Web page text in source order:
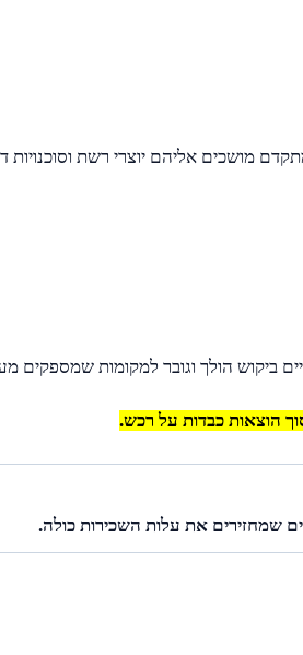
מושכים אליהם יוצרי רשת וסוכנויות
ביקוש הולך וגובר למקומות
הוצאות כבדות על רכש.
שמחזירים את עלות השכירות כולה.